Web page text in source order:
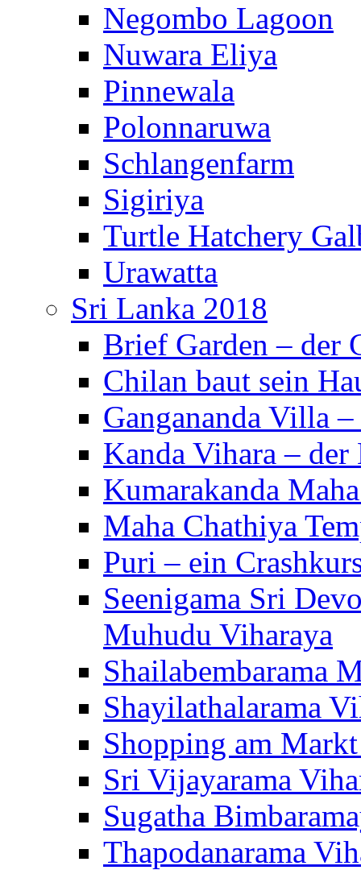
Negombo Lagoon
Nuwara Eliya
Pinnewala
Polonnaruwa
Schlangenfarm
Sigiriya
Turtle Hatchery
Urawatta
Sri Lanka 2018
Brief Garden – der
Chilan baut sein
Gangananda Villa
Kanda Vihara –
Kumarakanda
Maha Chathiya
Puri – ein
Seenigama Sri
Muhudu Viharaya
Shailabembarama
Shayilathalarama
Shopping am
Sri Vijayarama
Sugatha
Thapodanarama